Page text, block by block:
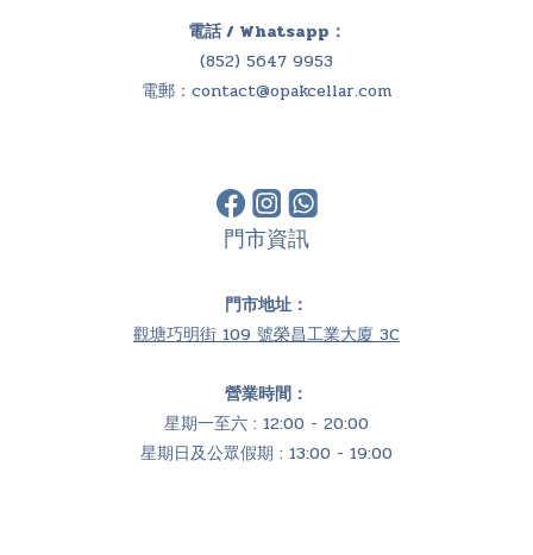
電話 / Whatsapp：
(852) 5647 9953
電郵： contact@opakcellar.com
門市資訊
門市地址：
觀塘巧明街 109 號榮昌工業大廈 3C
營業時間：
星期一至六 : 12:00 - 20:00
星期日及公眾假期 : 13:00 - 19:00